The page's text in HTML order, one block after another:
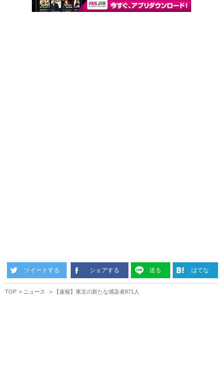
ツイートする シェアする 送る はてな
TOP ニュース 【速報】東京の新たな感染者871人